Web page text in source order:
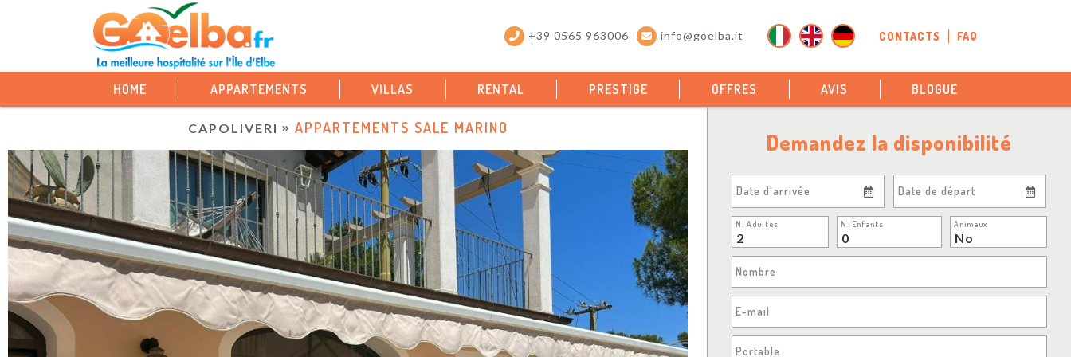
+39 0565 963006 info@goelba.it CONTACTS FAQ
HOME APPARTEMENTS VILLAS RENTAL PRESTIGE OFFRES AVIS BLOGUE
CAPOLIVERI APPARTEMENTS SALE MARINO
Demandez la disponibilité
Date d'arrivée Date de départ
N. Adultes N. Enfants Animaux
Nombre
E-mail
Portable